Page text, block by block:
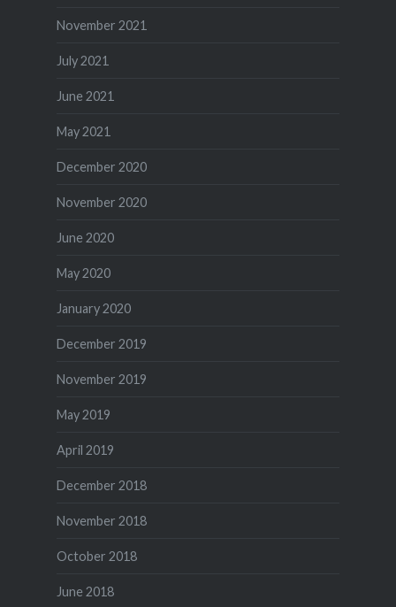
November 2021
July 2021
June 2021
May 2021
December 2020
November 2020
June 2020
May 2020
January 2020
December 2019
November 2019
May 2019
April 2019
December 2018
November 2018
October 2018
June 2018